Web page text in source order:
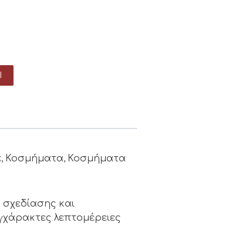
, Κοσμήματα, Κοσμήματα
σχεδίασης και
λεπτομέρειες